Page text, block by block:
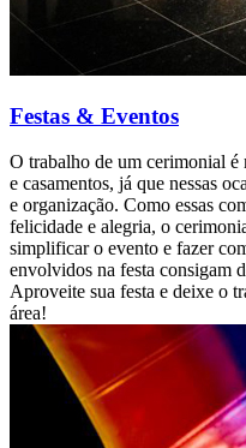
Festas & Eventos
O trabalho de um cerimonial é
e casamentos, já que nessas
e organização. Como essas
felicidade e alegria, o
simplificar o evento e fazer
envolvidos na festa consigam
Aproveite sua festa e deixe o
área!